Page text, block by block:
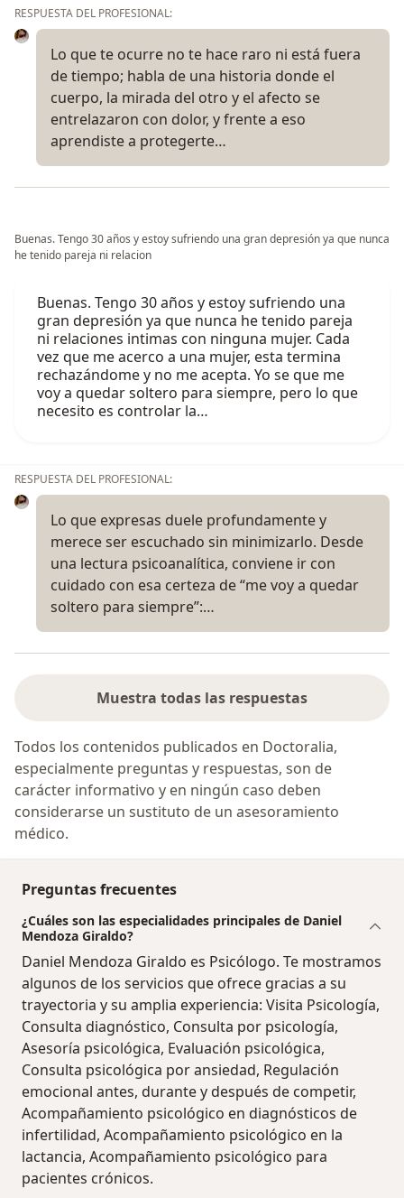
RESPUESTA DEL PROFESIONAL:
Lo que te ocurre no te hace raro ni está fuera
de tiempo; habla de una historia donde el
cuerpo, la mirada del otro y el afecto se
entrelazaron con dolor, y frente a eso
aprendiste a protegerte…
Buenas. Tengo 30 años y estoy sufriendo una gran depresión ya que nunca
he tenido pareja ni relacion
Buenas. Tengo 30 años y estoy sufriendo una
gran depresión ya que nunca he tenido pareja
ni relaciones intimas con ninguna mujer. Cada
vez que me acerco a una mujer, esta termina
rechazándome y no me acepta. Yo se que me
voy a quedar soltero para siempre, pero lo que
necesito es controlar la…
RESPUESTA DEL PROFESIONAL:
Lo que expresas duele profundamente y
merece ser escuchado sin minimizarlo. Desde
una lectura psicoanalítica, conviene ir con
cuidado con esa certeza de “me voy a quedar
soltero para siempre”:…
Muestra todas las respuestas
Todos los contenidos publicados en Doctoralia,
especialmente preguntas y respuestas, son de
carácter informativo y en ningún caso deben
considerarse un sustituto de un asesoramiento
médico.
Preguntas frecuentes
¿Cuáles son las especialidades principales de Daniel
Mendoza Giraldo?
Daniel Mendoza Giraldo es Psicólogo. Te mostramos
algunos de los servicios que ofrece gracias a su
trayectoria y su amplia experiencia: Visita Psicología,
Consulta diagnóstico, Consulta por psicología,
Asesoría psicológica, Evaluación psicológica,
Consulta psicológica por ansiedad, Regulación
emocional antes, durante y después de competir,
Acompañamiento psicológico en diagnósticos de
infertilidad, Acompañamiento psicológico en la
lactancia, Acompañamiento psicológico para
pacientes crónicos.